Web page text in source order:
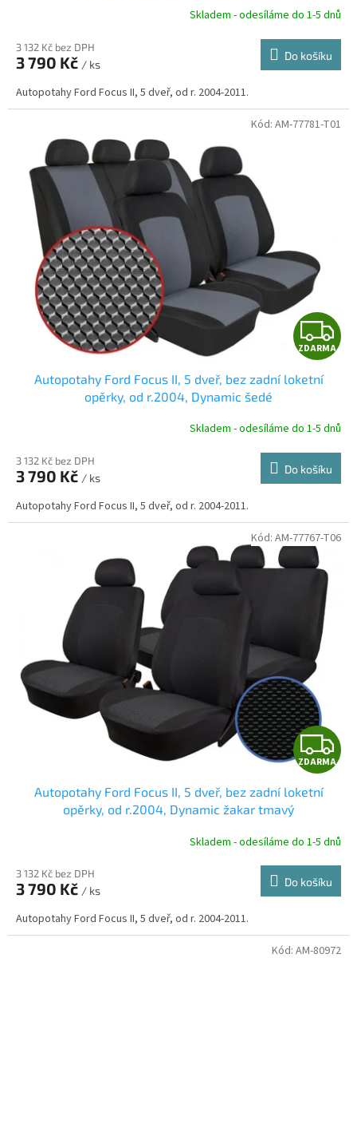
R
Skladem - odesíláme do 1-5 dnů
3 132 Kč bez DPH
3 790 Kč / ks
Do košíku
Autopotahy Ford Focus II, 5 dveř, od r. 2004-2011.
Z
D
R
ZDARMA
Autopotahy Ford Focus II, 5 dveř, bez zadní loketní
opěrky, od r.2004, Dynamic šedé
Skladem - odesíláme do 1-5 dnů
3 132 Kč bez DPH
3 790 Kč / ks
Do košíku
Autopotahy Ford Focus II, 5 dveř, od r. 2004-2011.
Kód: AM-77781-T01
Z
D
R
ZDARMA
Autopotahy Ford Focus II, 5 dveř, bez zadní loketní
opěrky, od r.2004, Dynamic žakar tmavý
Skladem - odesíláme do 1-5 dnů
3 132 Kč bez DPH
3 790 Kč / ks
Do košíku
Autopotahy Ford Focus II, 5 dveř, od r. 2004-2011.
Kód: AM-77767-T06
Kód: AM-80972